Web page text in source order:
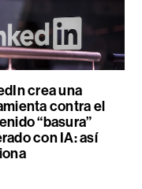
crea una
contra el
“basura”
con IA: así